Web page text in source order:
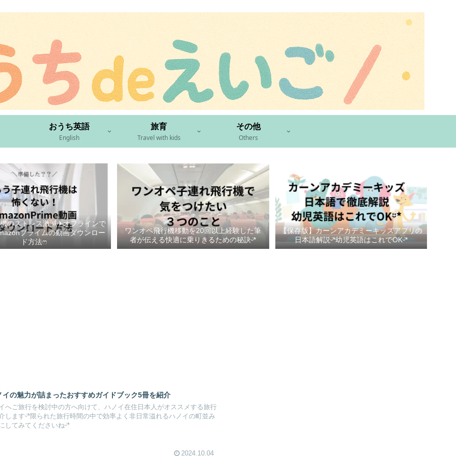
おうち英語
English
旅育
Travel with kids
その他
Others
のストレス激減✈︎オフラインで
プライムの動画ダウンロー
ド方法ෆ ‬
ワンオペ飛行機移動を20回以上経験した筆
者が伝える快適に乗りきるための秘訣ᵕ̈*
【保存版】カーンアカデミーキッズアプリの
日本語解説ᵕ̈*幼児英語はこれでOKᵕ̈*
イの魅力が詰まったおすすめガイドブック5冊を紹介
へご旅行を検討中の方へ向けて、ハノイ在住日本人がオススメする旅行
しますᵕ̈*限られた旅行時間の中で効率よく非日常溢れるハノイの町並み
してみてくださいねᵕ̈*
2024.10.04